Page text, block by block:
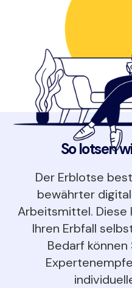
So lotsen
Der Erblotse
bewährter
Arbeitsmittel. Diese
Ihren Erbfall
Bedarf